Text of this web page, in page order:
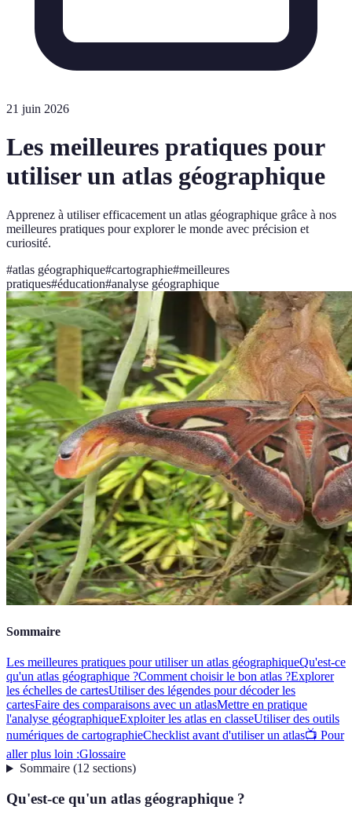
21 juin 2026
Les meilleures pratiques pour
utiliser un atlas géographique
Apprenez à utiliser efficacement un atlas géographique grâce à nos
meilleures pratiques pour explorer le monde avec précision et
curiosité.
#atlas géographique#cartographie#meilleures
pratiques#éducation#analyse géographique
Sommaire
Les meilleures pratiques pour utiliser un atlas géographiqueQu'est-ce
qu'un atlas géographique ?Comment choisir le bon atlas ?Explorer
les échelles de cartesUtiliser des légendes pour décoder les
cartesFaire des comparaisons avec un atlasMettre en pratique
l'analyse géographiqueExploiter les atlas en classeUtiliser des outils
numériques de cartographieChecklist avant d'utiliser un atlas📺 Pour
aller plus loin :Glossaire
Sommaire(12 sections)
Qu'est-ce qu'un atlas géographique ?